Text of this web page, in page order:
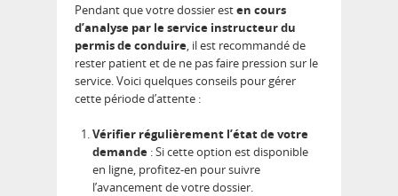
Pendant que votre dossier esten cours
d’analyse par le service instructeur du
permis de conduire, il est recommandé de
rester patient et de ne pas faire pression sur le
service. Voici quelques conseils pour gérer
cette période d’attente :
Vérifier régulièrement l’état de votre
demande : Si cette option est disponible
en ligne, profitez-en pour suivre
l’avancement de votre dossier.